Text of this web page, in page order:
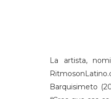
La artista,
Barquisimeto